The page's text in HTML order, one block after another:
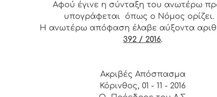
Αφού έγινε η σύνταξη του ανωτέρω
υπογράφεται όπως ο Νόμος ορίζει.
Η ανωτέρω απόφαση έλαβε αύξοντα
392 / 2016.
Ακριβές Απόσπασμα
Κόρινθος, 01 - 11 - 2016